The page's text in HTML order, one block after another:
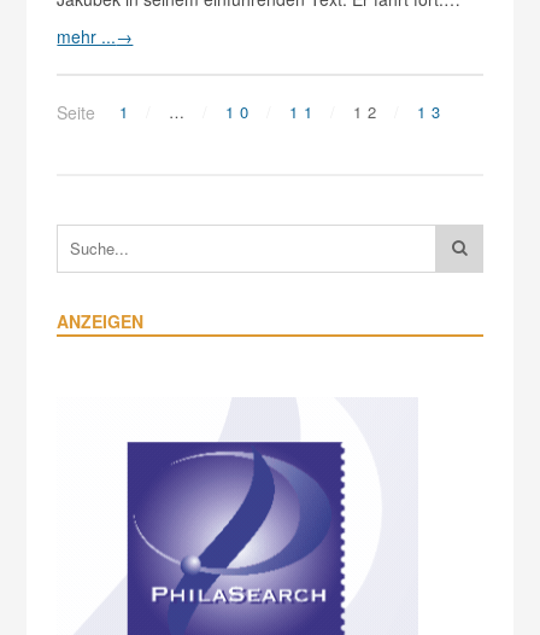
mehr ...→
Seite 1 … 10 11 12 13
ANZEIGEN